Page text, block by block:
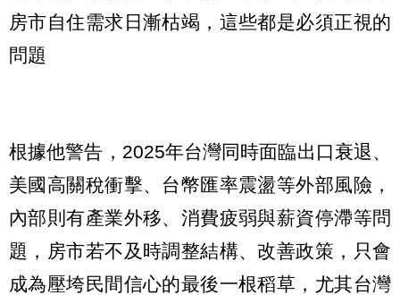
房市自住需求日漸枯竭，這些都是必須正視的
問題
根據他警告，2025年台灣同時面臨出口衰退、
美國高關稅衝擊、台幣匯率震盪等外部風險，
內部則有產業外移、消費疲弱與薪資停滯等問
題，房市若不及時調整結構、改善政策，只會
成為壓垮民間信心的最後一根稻草，尤其台灣